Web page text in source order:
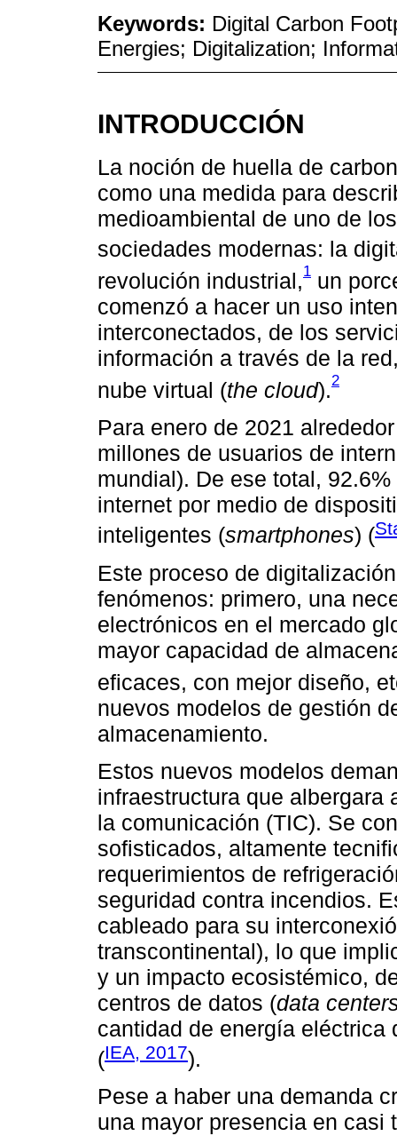
Keywords: Digital Carbon
Energies; Digitalization;
INTRODUCCIÓN
La noción de huella de
como una medida para
medioambiental de uno de
sociedades modernas: la
revolución industrial,1 un
comenzó a hacer un uso
interconectados, de los
información a través de la
nube virtual (the cloud).2
Para enero de 2021
millones de usuarios de
mundial). De ese total,
internet por medio de
inteligentes (smartphones) (
Este proceso de
fenómenos: primero, una
electrónicos en el mercado
mayor capacidad de
eficaces, con mejor diseño,
nuevos modelos de gestión
almacenamiento.
Estos nuevos modelos
infraestructura que
la comunicación (TIC). Se
sofisticados, altamente
requerimientos de
seguridad contra incendios.
cableado para su
transcontinental), lo que
y un impacto ecosistémico,
centros de datos (data
cantidad de energía eléctrica
(IEA, 2017).
Pese a haber una demanda
una mayor presencia en casi